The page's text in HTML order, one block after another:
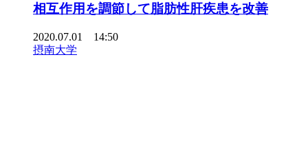
相互作用を調節して脂肪性肝疾患を改善
2020.07.01 14:50
摂南大学